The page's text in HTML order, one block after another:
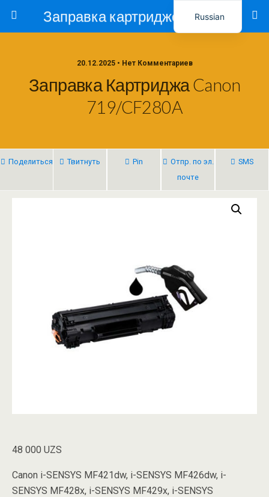
Заправка картриджей в Ташкенте – Тонер-Ресурс
20.12.2025 • Нет Комментариев
Заправка Картриджа Canon
719/CF280A
Поделиться Твитнуть Pin
Отпр. по эл.
почте
SMS
48 000 UZS
Canon i-SENSYS MF421dw, i-SENSYS MF426dw, i-
SENSYS MF428x, i-SENSYS MF429x, i-SENSYS
Russian
Uzbek